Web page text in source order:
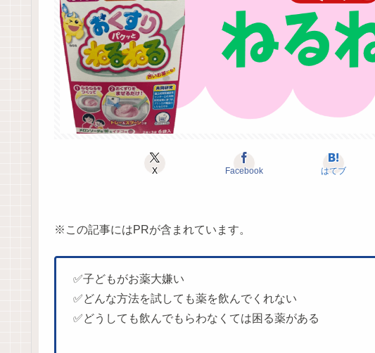
X Facebook はてブ
※この記事にはPRが含まれています。
✅子どもがお薬大嫌い
✅どんな方法を試しても薬を飲んでくれない
✅どうしても飲んでもらわなくては困る薬がある